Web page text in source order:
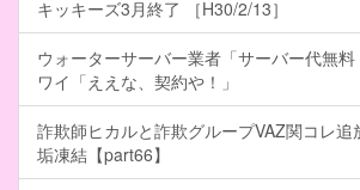
キッキーズ3月終了 ［H30/2/13］
ウォーターサーバー業者「サーバー代無料
ワイ「ええな、契約や！」
詐欺師ヒカルと詐欺グループVAZ関コレ追
垢凍結【part66】